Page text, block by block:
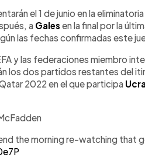
el 1 de junio en la
a Gales en la final por la
las fechas confirmadas este
y las federaciones miembro
los dos partidos restantes del
2022 en el que participa
the morning re-watching that